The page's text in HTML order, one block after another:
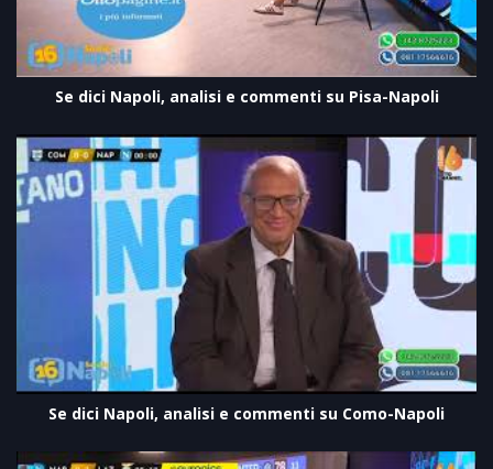
Se dici Napoli, analisi e commenti su Pisa-Napoli
Se dici Napoli, analisi e commenti su Como-Napoli